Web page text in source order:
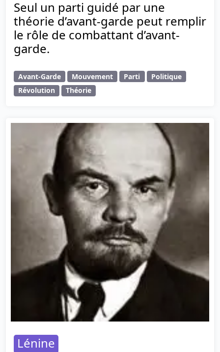
Seul un parti guidé par une
théorie d’avant-garde peut remplir
le rôle de combattant d’avant-
garde.
Avant-Garde Mouvement Parti
Politique
Révolution
Théorie
Lénine